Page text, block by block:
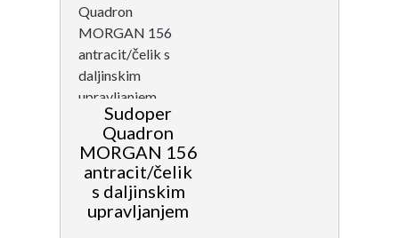
Sudoper
Quadron
MORGAN 156
antracit/čelik
s daljinskim
upravljanjem